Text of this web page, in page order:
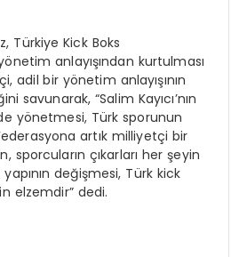
Türkiye Kick Boks
anlayışından kurtulması
adil bir yönetim anlayışının
savunarak, “Salim Kayıcı’nın
yönetmesi, Türk sporunun
artık milliyetçi bir
sporcuların çıkarları her şeyin
değişmesi, Türk kick
elzemdir” dedi.